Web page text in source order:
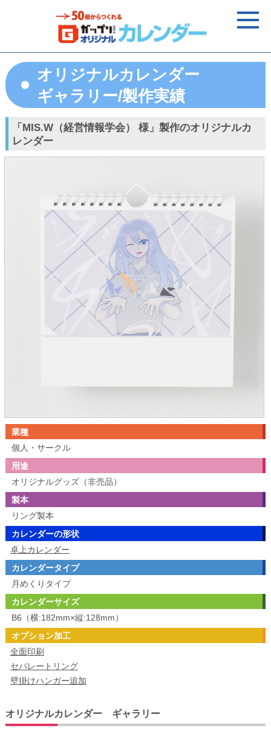
オリジナルカレンダー
ギャラリー/製作実績
「MIS.W（経営情報学会） 様」製作のオリジナルカ
レンダー
業種
個人・サークル
用途
オリジナルグッズ（非売品）
製本
リング製本
カレンダーの形状
卓上カレンダー
カレンダータイプ
月めくりタイプ
カレンダーサイズ
B6（横:182mm×縦:128mm）
オプション加工
全面印刷
セパレートリング
壁掛けハンガー追加
オリジナルカレンダー ギャラリー